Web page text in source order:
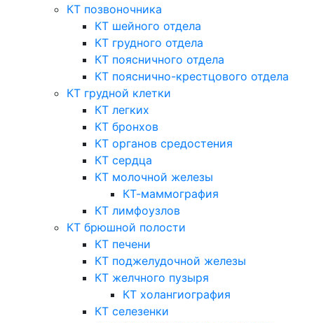
КТ позвоночника
КТ шейного отдела
КТ грудного отдела
КТ поясничного отдела
КТ пояснично-крестцового отдела
КТ грудной клетки
КТ легких
КТ бронхов
КТ органов средостения
КТ сердца
КТ молочной железы
КТ-маммография
КТ лимфоузлов
КТ брюшной полости
КТ печени
КТ поджелудочной железы
КТ желчного пузыря
КТ холангиография
КТ селезенки